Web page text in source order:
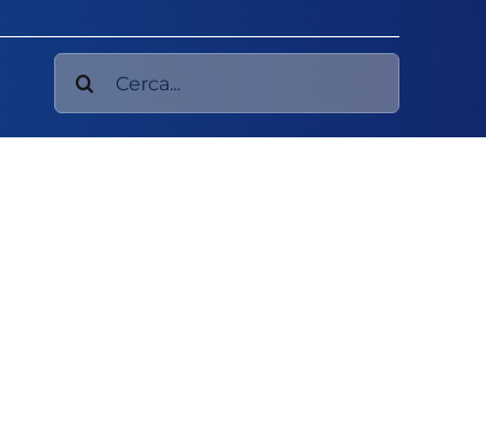
Cerca
per: